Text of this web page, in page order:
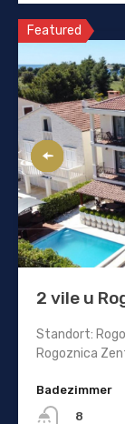
Featured
2 vile u
Standort:
Rogoznica
Badezimmer
8